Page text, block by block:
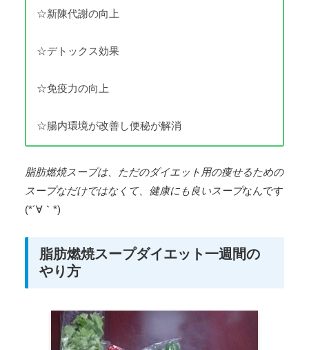
☆新陳代謝の向上
☆デトックス効果
☆免疫力の向上
☆腸内環境が改善し便秘が解消
脂肪燃焼スープは、ただのダイエット用の痩せるための
スープなだけではなくて、健康にも良いスープなんです
(*´∀｀*)
脂肪燃焼スープダイエット一週間の
やり方